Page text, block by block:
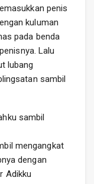
penis
kuluman
pada benda
Lalu
lubang
sambil
sambil
mengangkat
dengan
Adikku